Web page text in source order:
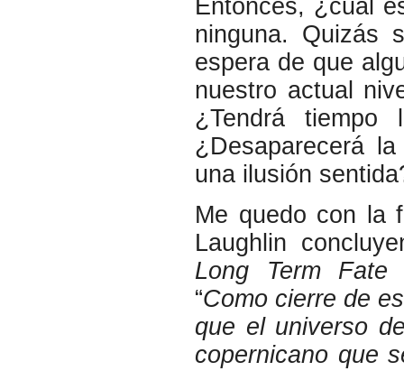
Entonces, ¿cuál
ninguna. Quizás
espera de que
nuestro actual
¿Tendrá tiempo
¿Desaparecerá
una ilusión
Me quedo con la
Laughlin
Long Term Fate
“Como cierre de
que el universo
copernicano que